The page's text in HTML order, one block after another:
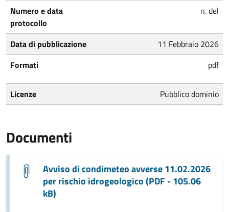
Numero e data
protocollo
n. del
Data di pubblicazione
11 Febbraio 2026
Formati
pdf
Licenze Pubblico dominio
Documenti
Avviso di condimeteo avverse 11.02.2026
per rischio idrogeologico (PDF - 105.06
kB)